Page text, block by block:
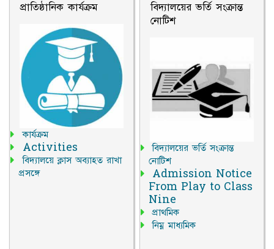
প্রাতিষ্ঠানিক কার্যক্রম
কার্যক্রম
Activities
বিদ্যালয়ে ক্লাস অব্যাহত রাখা
প্রসঙ্গে
বিদ্যালয়ের ভর্তি সংক্রান্ত
নোটিশ
বিদ্যালয়ের ভর্তি সংক্রান্ত
নোটিশ
Admission Notice
From Play to Class
Nine
প্রাথমিক
নিম্ন মাধ্যমিক